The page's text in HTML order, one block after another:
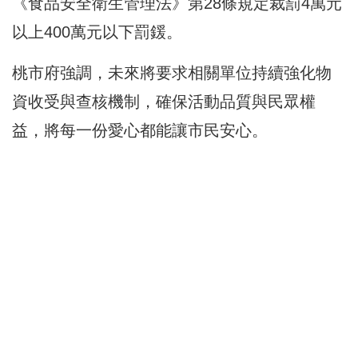
以上400萬元以下罰鍰。
桃市府強調，未來將要求相關單位持續強化物
資收受與查核機制，確保活動品質與民眾權
益，將每一份愛心都能讓市民安心。